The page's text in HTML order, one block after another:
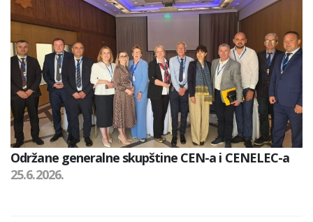
Održane generalne skupštine CEN-a i CENELEC-a
25.6.2026.